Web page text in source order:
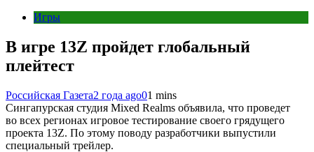
Игры
В игре 13Z пройдет глобальный
плейтест
Российская Газета2 года ago01 mins
Сингапурская студия Mixed Realms объявила, что проведет
во всех регионах игровое тестирование своего грядущего
проекта 13Z. По этому поводу разработчики выпустили
специальный трейлер.